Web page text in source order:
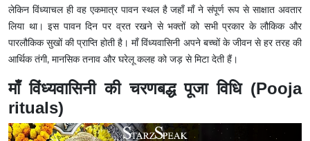
लेकिन विंध्याचल ही वह एकमात्र पावन स्थल है जहाँ माँ ने संपूर्ण रूप से साक्षात अवतार
लिया था। इस पावन दिन पर व्रत रखने से भक्तों को सभी प्रकार के लौकिक और
पारलौकिक सुखों की प्राप्ति होती है। माँ विंध्यवासिनी अपने बच्चों के जीवन से हर तरह की
आर्थिक तंगी, मानसिक तनाव और घरेलू कलह को जड़ से मिटा देती हैं।
माँ विंध्यवासिनी की चरणबद्ध पूजा विधि (Pooja
rituals)